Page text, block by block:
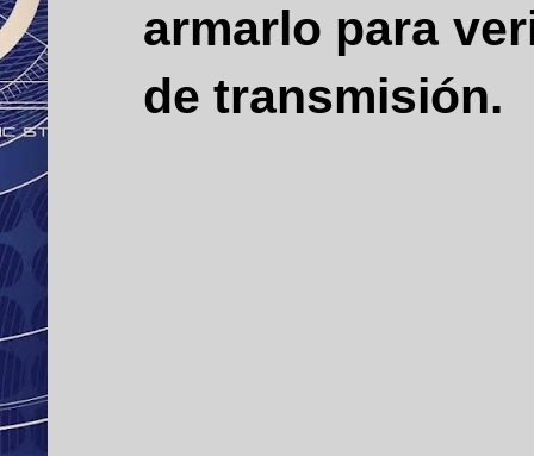
armarlo para
de transmisión.